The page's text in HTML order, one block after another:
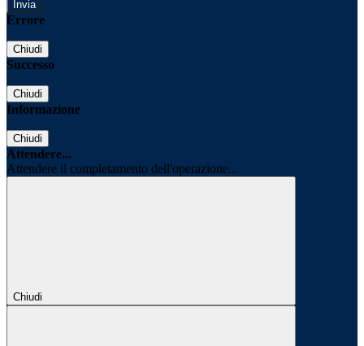
Errore
Chiudi
Successo
Chiudi
Informazione
Chiudi
Attendere...
Attendere il completamento dell'operazione...
Chiudi